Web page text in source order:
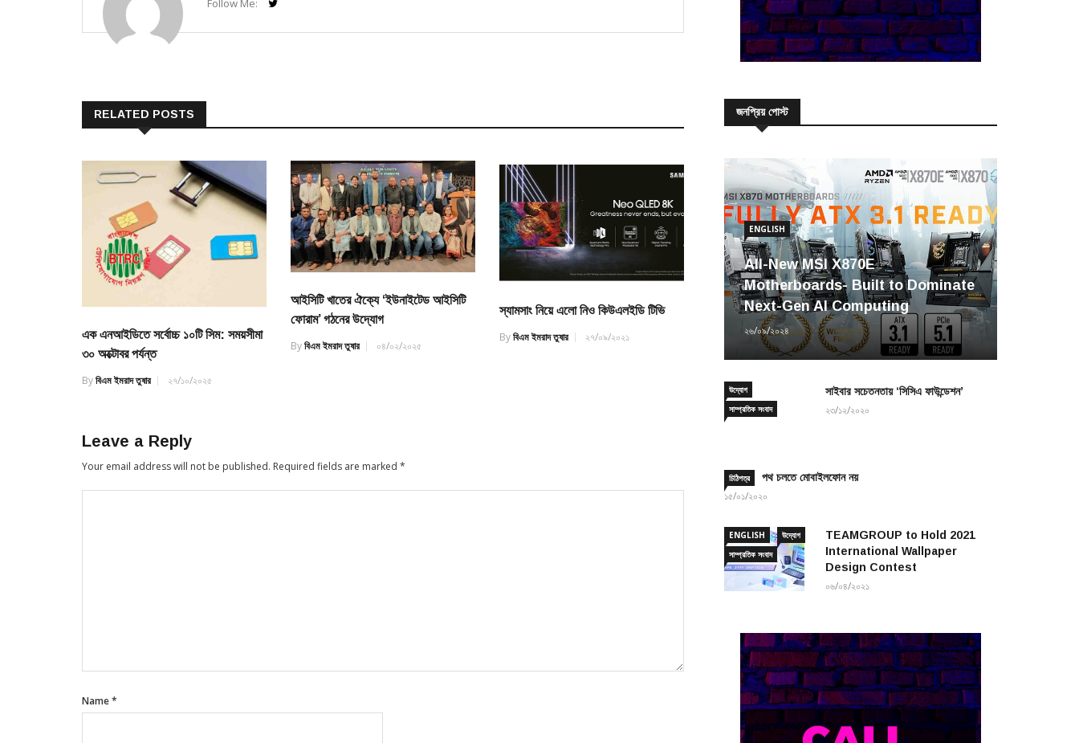
Follow Me:
RELATED POSTS
এক এনআইডিতে সর্বোচ্চ ১০টি সিম: সময়সীমা
৩০ অক্টোবর পর্যন্ত
Byবিএম ইমরাদ তুষার ২৭/১০/২০২৫
আইসিটি খাতের ঐক্যে ‘ইউনাইটেড আইসিটি
ফোরাম’ গঠনের উদ্যোগ
Byবিএম ইমরাদ তুষার ০৪/০২/২০২৫
স্যামসাং নিয়ে এলো নিও কিউএলইডি টিভি
Byবিএম ইমরাদ তুষার ২৭/০৯/২০২১
Leave a Reply
Your email address will not be published. Required fields are marked*
Name*
জনপ্রিয় পোস্ট
ENGLISH
All-New MSI X870E
Motherboards- Built to Dominate
Next-Gen AI Computing
২৬/০৯/২০২৪
উদ্যোগ
সাম্প্রতিক সংবাদ
সাইবার সচেতনতায় ‘সিসিএ ফাউন্ডেশন’
২৩/১২/২০২০
চিঠিপত্র পথ চলতে মোবাইলফোন নয়
১৫/০১/২০২০
ENGLISH
উদ্যোগ
সাম্প্রতিক সংবাদ
TEAMGROUP to Hold 2021
International Wallpaper
Design Contest
০৬/০৪/২০২১